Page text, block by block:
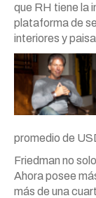
que RH tiene la
plataforma de
interiores y
promedio de
Friedman no
Ahora posee
más de una